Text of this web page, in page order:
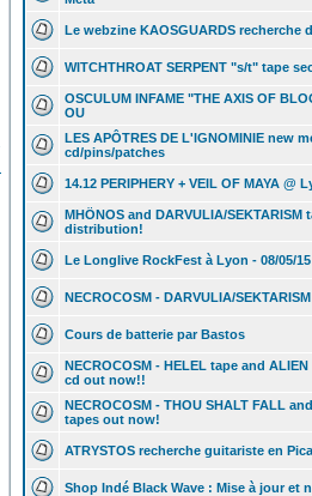
Le webzine KAOSGUARDS recherche
WITCHTHROAT SERPENT "s/t" tape
OSCULUM INFAME "THE AXIS OF
OU
LES APÔTRES DE L'IGNOMINIE new
cd/pins/patches
14.12 PERIPHERY + VEIL OF MAYA @
MHÖNOS and DARVULIA/SEKTARISM
distribution!
Le Longlive RockFest à Lyon - 08/05/15
NECROCOSM - DARVULIA/
Cours de batterie par Bastos
NECROCOSM - HELEL tape and ALIEN
cd out now!!
NECROCOSM - THOU SHALT FALL
tapes out now!
ATRYSTOS recherche guitariste en
Shop Indé Black Wave : Mise à jour et